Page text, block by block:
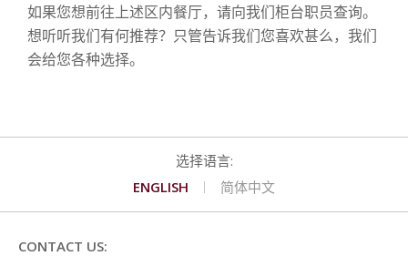
如果您想前往上述区内餐厅，请向我们柜台职员查询。
想听听我们有何推荐？只管告诉我们您喜欢甚么，我们
会给您各种选择。
ENGLISH 简体中文
CONTACT US: